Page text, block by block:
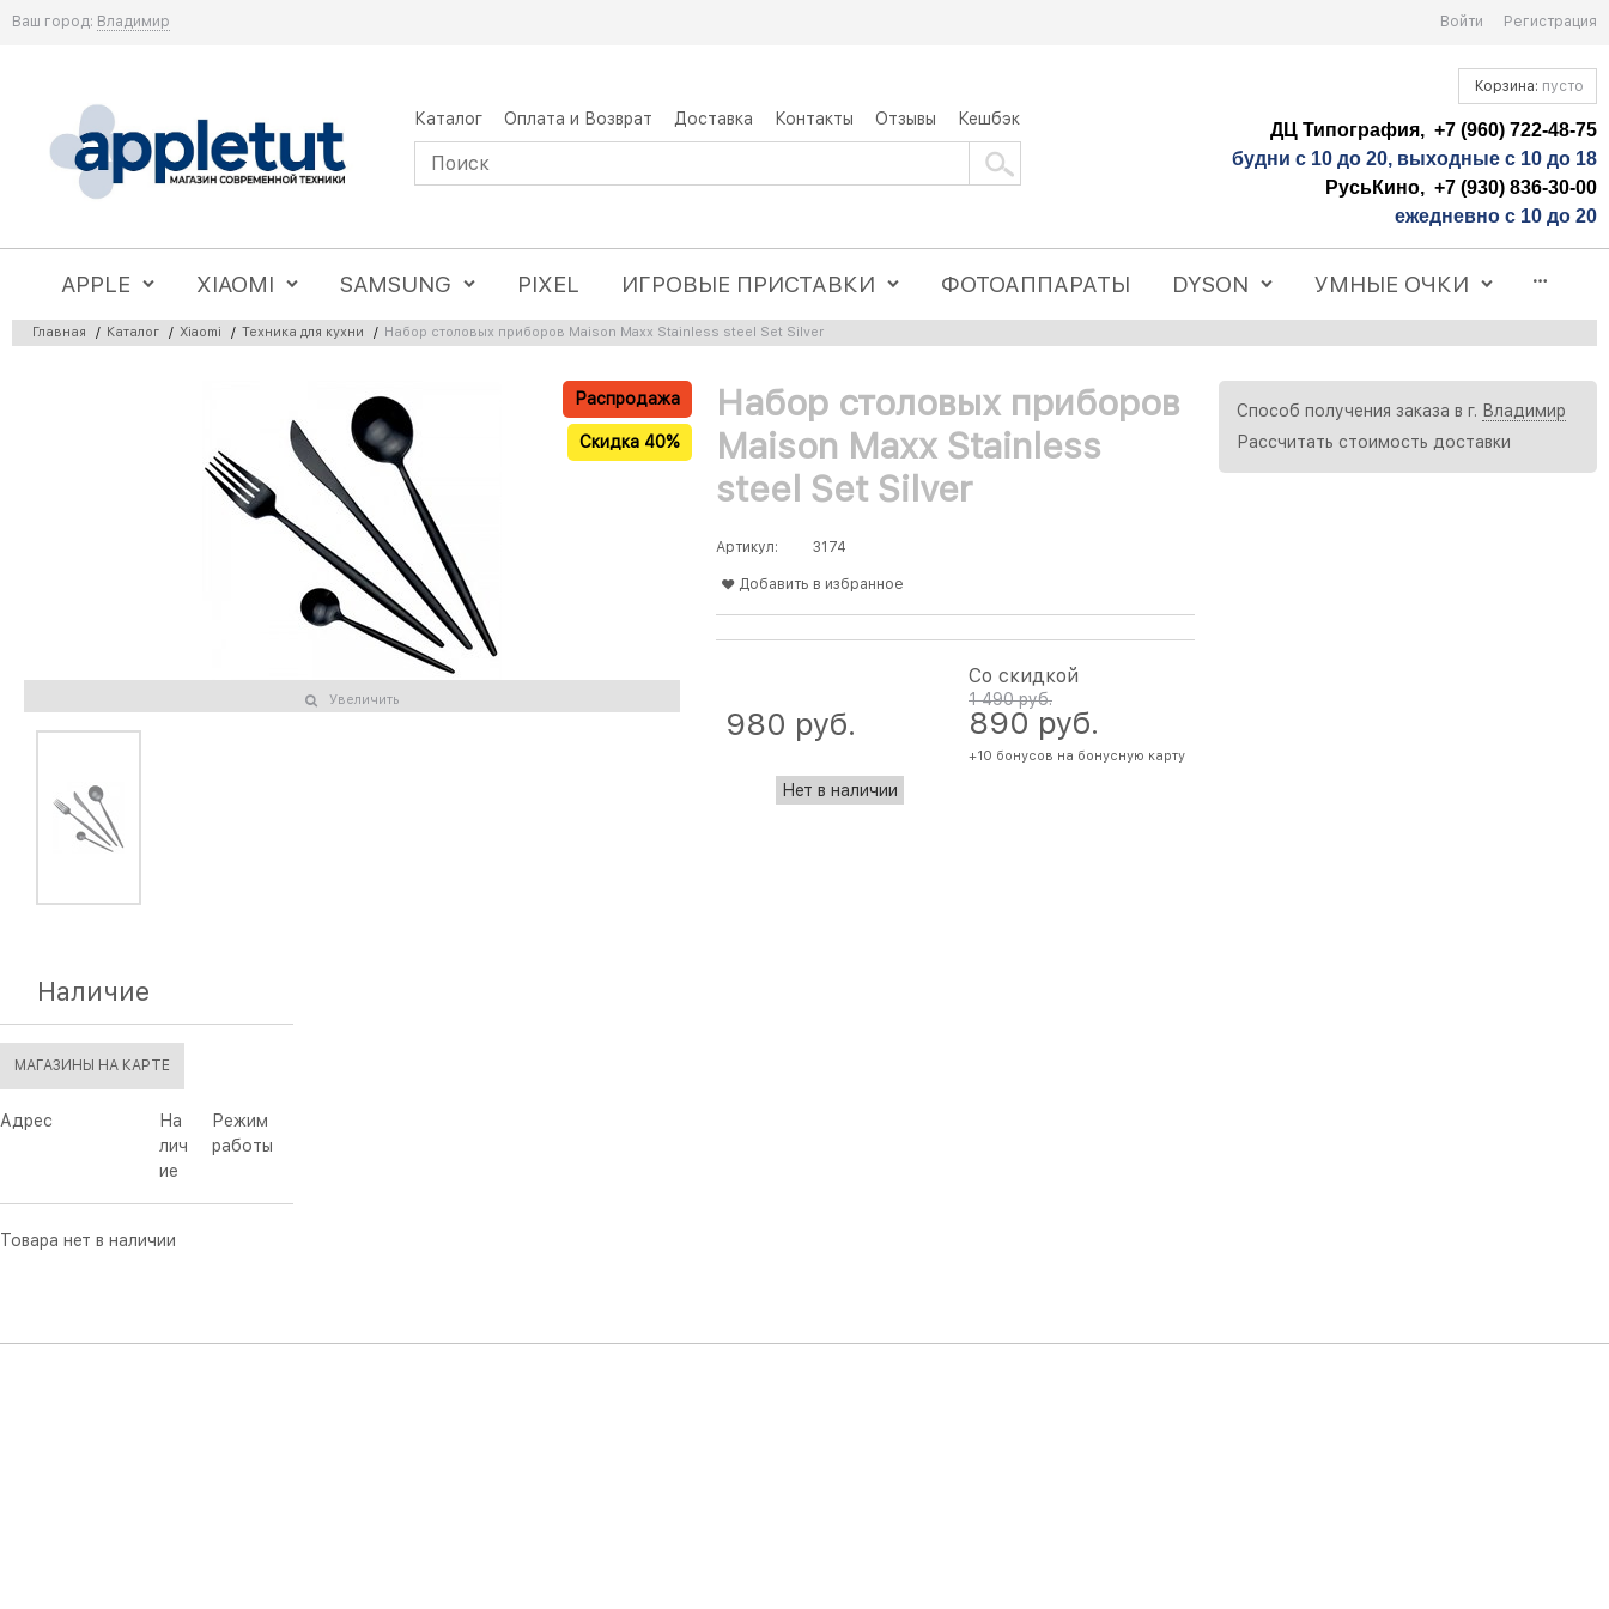
Ваш город: Владимир Войти Регистрация
Каталог Оплата и Возврат Доставка Контакты Отзывы Кешбэк
Корзина: пусто
ДЦ Типография, +7 (960) 722-48-75
будни с 10 до 20, выходные с 10 до 18
РусьКино, +7 (930) 836-30-00
ежедневно с 10 до 20
APPLE XIAOMI SAMSUNG PIXEL ИГРОВЫЕ ПРИСТАВКИ ФОТОАППАРАТЫ DYSON УМНЫЕ ОЧКИ
Главная / Каталог / Xiaomi / Техника для кухни / Набор столовых приборов Maison Maxx Stainless steel Set Silver
Распродажа
Скидка 40%
Увеличить
Набор столовых приборов
Maison Maxx Stainless
steel Set Silver
Артикул: 3174
Добавить в избранное
1 490 руб.
890 руб.
+10 бонусов на бонусную карту
Со скидкой
980 руб.
Нет в наличии
Способ получения заказа в г. Владимир
Рассчитать стоимость доставки
Наличие
МАГАЗИНЫ НА КАРТЕ
Адрес
На
лич
ие
Режим
работы
Товара нет в наличии